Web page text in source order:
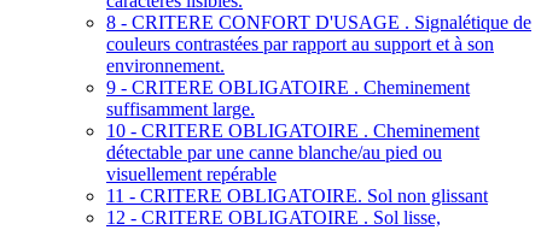
8 - CRITERE CONFORT D'USAGE . Signalétique de
couleurs contrastées par rapport au support et à son
environnement.
9 - CRITERE OBLIGATOIRE . Cheminement
suffisamment large.
10 - CRITERE OBLIGATOIRE . Cheminement
détectable par une canne blanche/au pied ou
visuellement repérable
11 - CRITERE OBLIGATOIRE. Sol non glissant
12 - CRITERE OBLIGATOIRE . Sol lisse,